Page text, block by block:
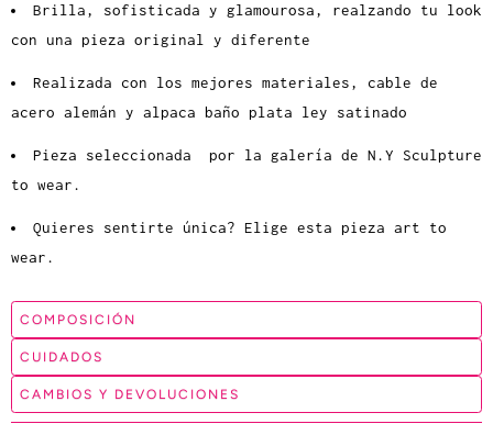
Brilla, sofisticada y glamourosa, realzando tu look
con una pieza original y diferente
Realizada con los mejores materiales, cable de
acero alemán y alpaca baño plata ley satinado
Pieza seleccionada por la galería de N.Y Sculpture
to wear.
Quieres sentirte única? Elige esta pieza art to
wear.
COMPOSICIÓN
CUIDADOS
CAMBIOS Y DEVOLUCIONES